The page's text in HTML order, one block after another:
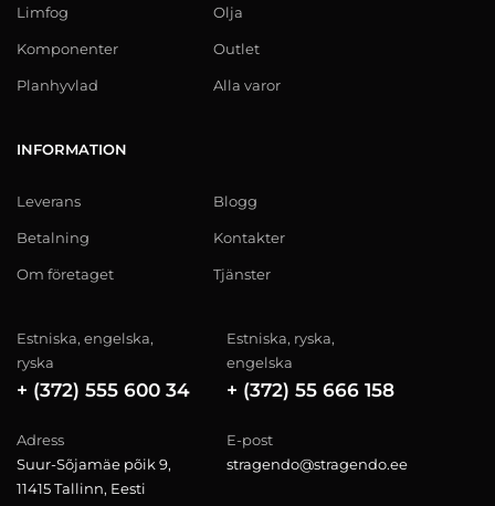
Limfog
Komponenter
Planhyvlad
Olja
Outlet
Alla varor
INFORMATION
Leverans
Betalning
Om företaget
Blogg
Kontakter
Tjänster
Estniska, engelska,
ryska
+ (372) 555 600 34
Estniska, ryska,
engelska
+ (372) 55 666 158
Adress
Suur-Sõjamäe põik 9,
11415 Tallinn, Eesti
E-post
stragendo@stragendo.ee